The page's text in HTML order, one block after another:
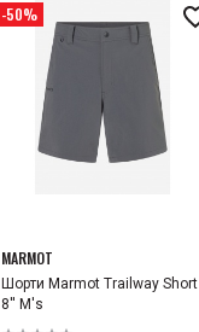
-50%
MARMOT
Шорти Marmot Trailway Short
8'' M's